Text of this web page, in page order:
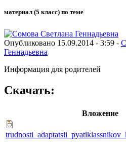
материал (5 класс) по теме
Опубликовано 15.09.2014 - 3:59 -
Геннадьевна
Информация для родителей
Скачать:
Вложение